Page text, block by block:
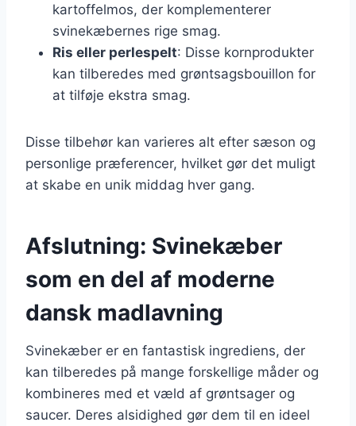
kartoffelmos, der komplementerer
svinekæbernes rige smag.
Ris eller perlespelt: Disse kornprodukter
kan tilberedes med grøntsagsbouillon for
at tilføje ekstra smag.
Disse tilbehør kan varieres alt efter sæson og
personlige præferencer, hvilket gør det muligt
at skabe en unik middag hver gang.
Afslutning: Svinekæber
som en del af moderne
dansk madlavning
Svinekæber er en fantastisk ingrediens, der
kan tilberedes på mange forskellige måder og
kombineres med et væld af grøntsager og
saucer. Deres alsidighed gør dem til en ideel